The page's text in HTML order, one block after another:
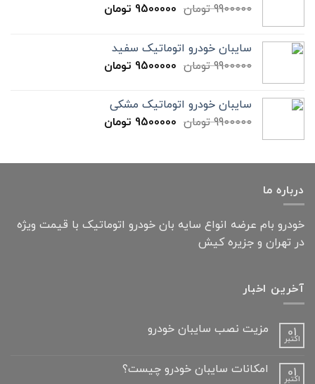
9900000 تومان 9500000 تومان
سایبان خودرو اتوماتیک سفید
9900000 تومان 9500000 تومان
سایبان خودرو اتوماتیک مشکی
9900000 تومان 9500000 تومان
درباره ما
خودرو بام عرضه انواع سایه بان خودرو اتوماتیک با قیمت ویژه
در تهران و جزیره کیش
آخرین اخبار
01
اکتبر
مزیت نصب سایبان خودرو
01
اکتبر
امکانات سایبان خودرو چیست؟